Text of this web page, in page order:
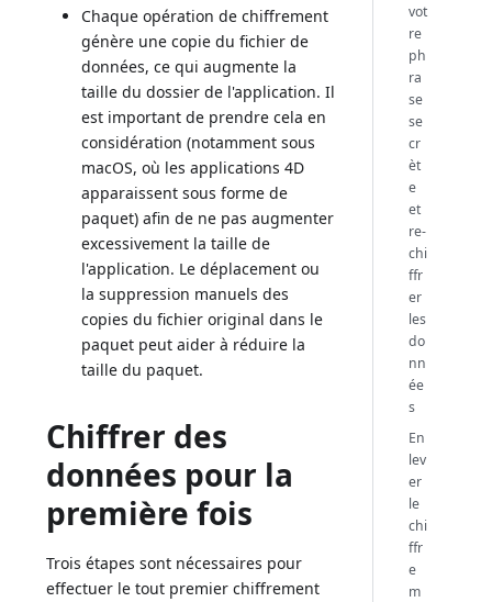
Chaque opération de chiffrement
génère une copie du fichier de
données, ce qui augmente la
taille du dossier de l'application. Il
est important de prendre cela en
considération (notamment sous
macOS, où les applications 4D
apparaissent sous forme de
paquet) afin de ne pas augmenter
excessivement la taille de
l'application. Le déplacement ou
la suppression manuels des
copies du fichier original dans le
paquet peut aider à réduire la
taille du paquet.
Chiffrer des
données pour la
première fois
Trois étapes sont nécessaires pour
effectuer le tout premier chiffrement
vot
re
ph
ra
se
se
cr
èt
e
et
re-
chi
ffr
er
les
do
nn
ée
s
En
lev
er
le
chi
ffr
e
m